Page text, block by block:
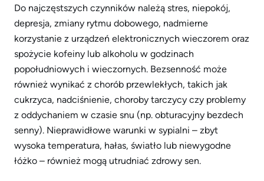
Do najczęstszych czynników należą stres, niepokój,
depresja, zmiany rytmu dobowego, nadmierne
korzystanie z urządzeń elektronicznych wieczorem oraz
spożycie kofeiny lub alkoholu w godzinach
popołudniowych i wieczornych. Bezsenność może
również wynikać z chorób przewlekłych, takich jak
cukrzyca, nadciśnienie, choroby tarczycy czy problemy
z oddychaniem w czasie snu (np. obturacyjny bezdech
senny). Nieprawidłowe warunki w sypialni – zbyt
wysoka temperatura, hałas, światło lub niewygodne
łóżko – również mogą utrudniać zdrowy sen.